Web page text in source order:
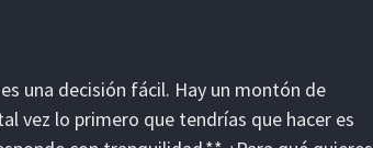
una decisión fácil. Hay un montón de
vez lo primero que tendrías que hacer es